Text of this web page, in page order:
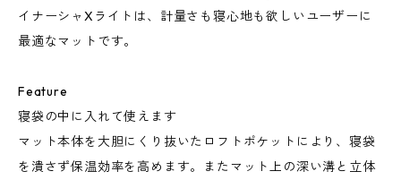
イナーシャXライトは、計量さも寝心地も欲しいユーザーに
最適なマットです。
Feature
寝袋の中に入れて使えます
マット本体を大胆にくり抜いたロフトポケットにより、寝袋
を潰さず保温効率を高めます。またマット上の深い溝と立体